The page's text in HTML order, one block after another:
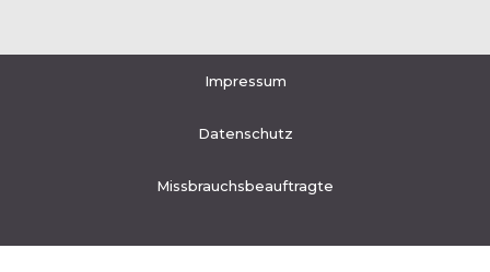
Impressum
Datenschutz
Missbrauchsbeauftragte